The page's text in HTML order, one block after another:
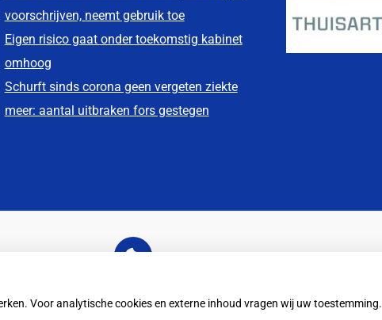
voorschrijven, neemt gebruik toe
Eigen risico gaat onder toekomstig kabinet
omhoog
Schurft sinds corona geen vergeten ziekte
meer: aantal uitbraken fors gestegen
externe inhoud
die nodig is om dit te zien.
Voor analytische cookies en externe inhoud vragen wij uw toestemming.